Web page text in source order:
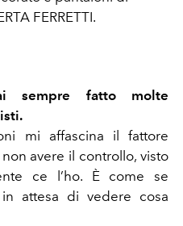
FERRETTI.
sempre fatto molte
mi affascina il fattore
avere il controllo, visto
ce l’ho. È come se
attesa di vedere cosa